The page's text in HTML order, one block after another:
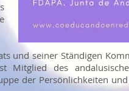
und seiner Ständigen
des
der Persönlichkeiten